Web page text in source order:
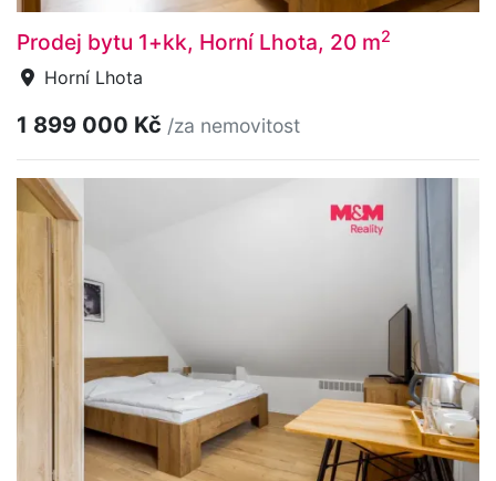
Prodej bytu 1+kk, Horní Lhota, 20 m2
Horní Lhota
1 899 000 Kč /za nemovitost